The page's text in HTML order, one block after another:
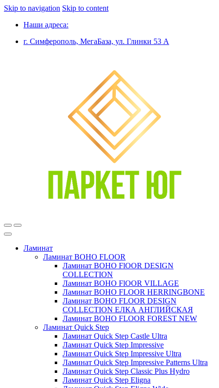
Skip to navigation Skip to content
Наши адреса:
г. Симферополь, МегаБаза, ул. Глинки 53 А
Ламинат
Ламинат BOHO FLOOR
Ламинат BOHO FlOOR DESIGN
COLLECTION
Ламинат BOHO FlOOR VILLAGE
Ламинат BOHO FLOOR HERRINGBONE
Ламинат BOHO FLOOR DESIGN
COLLECTION ЕЛКА АНГЛИЙСКАЯ
Ламинат BOHO FLOOR FOREST NEW
Ламинат Quick Step
Ламинат Quick Step Castle Ultra
Ламинат Quick Step Impressive
Ламинат Quick Step Impressive Ultra
Ламинат Quick Step Impressive Patterns Ultra
Ламинат Quick Step Classic Plus Hydro
Ламинат Quick Step Eligna